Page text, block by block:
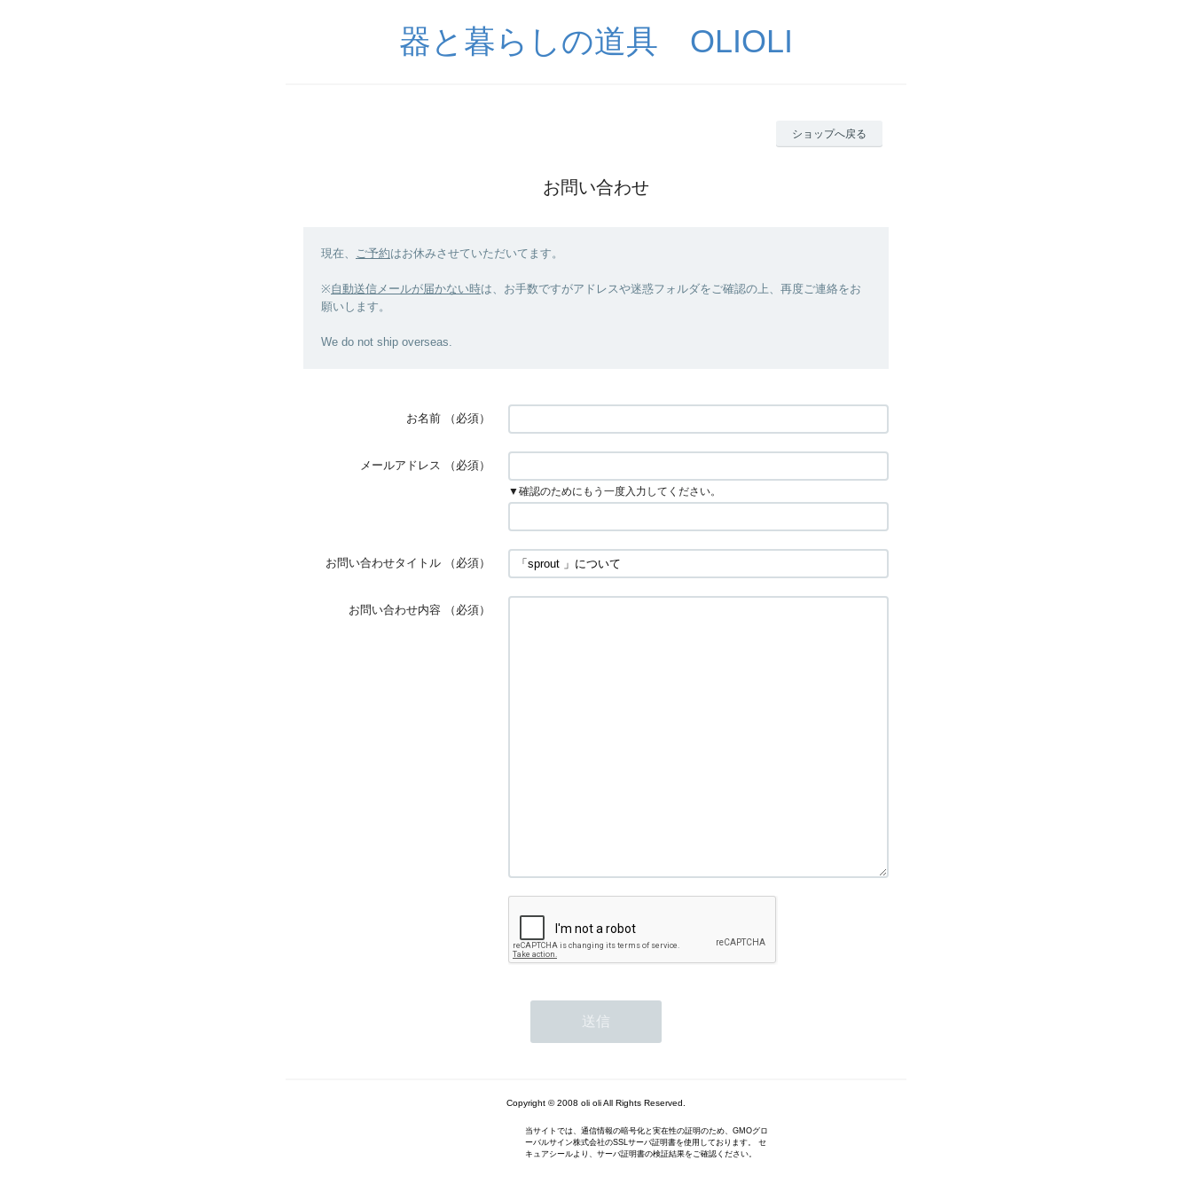
器と暮らしの道具 OLIOLI
ショップへ戻る
お問い合わせ
現在、 ご予約はお休みさせていただいてます。
※自動送信メールが届かない時は、お手数ですがアドレスや迷惑フォルダをご確認の上、再度ご連絡をお
願いします。
We do not ship overseas.
お名前 （必須）
メールアドレス （必須）
▼確認のためにもう一度入力してください。
お問い合わせタイトル （必須）
お問い合わせ内容 （必須）
Copyright © 2008 oli oli All Rights Reserved.
当サイトでは、通信情報の暗号化と実在性の証明のため、GMOグロ
ーバルサイン株式会社のSSLサーバ証明書を使用しております。 セ
キュアシールより、サーバ証明書の検証結果をご確認ください。